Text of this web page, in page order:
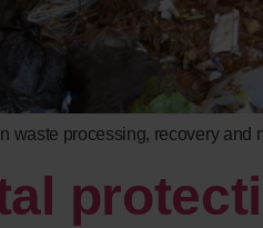
waste processing, recovery